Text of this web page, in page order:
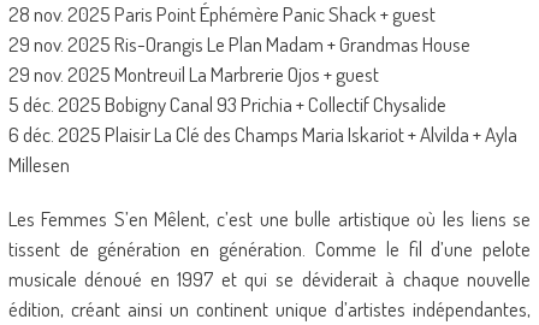
28 nov. 2025 Paris Point Éphémère Panic Shack + guest
29 nov. 2025 Ris-Orangis Le Plan Madam + Grandmas House
29 nov. 2025 Montreuil La Marbrerie Ojos + guest
5 déc. 2025 Bobigny Canal 93 Prichia + Collectif Chysalide
6 déc. 2025 Plaisir La Clé des Champs Maria Iskariot + Alvilda + Ayla
Millesen
Les Femmes S’en Mêlent, c’est une bulle artistique où les liens se
tissent de génération en génération. Comme le fil d’une pelote
musicale dénoué en 1997 et qui se déviderait à chaque nouvelle
édition, créant ainsi un continent unique d’artistes indépendantes,